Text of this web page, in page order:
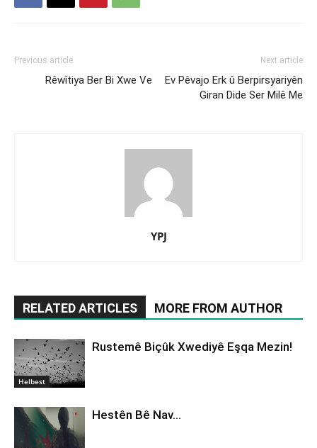
Previous article
Rêwîtiya Ber Bi Xwe Ve
Next article
Ev Pêvajo Erk û Berpirsyariyên
Giran Dide Ser Milê Me
YPJ
RELATED ARTICLES MORE FROM AUTHOR
Helbest
Rustemê Biçûk Xwediyê Eşqa Mezin!
Hestên Bê Nav…